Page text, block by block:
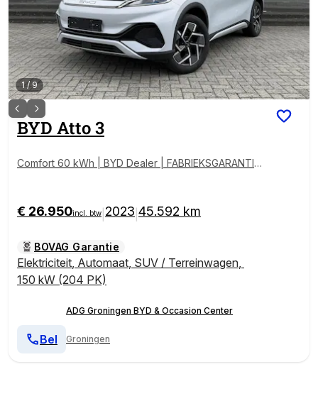
1/9
BYD Atto 3
Comfort 60 kWh | BYD Dealer | FABRIEKSGARANTIE |
€ 26.950incl. btw 2023 45.592 km
BOVAG Garantie
Elektriciteit, Automaat, SUV / Terreinwagen,
150 kW (204 PK)
ADG Groningen BYD & Occasion Center
Groningen
Bel